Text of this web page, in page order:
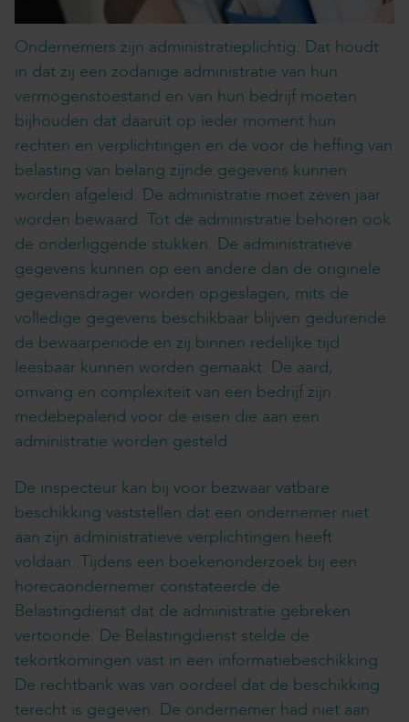
Ondernemers zijn administratieplichtig. Dat houdt
in dat zij een zodanige administratie van hun
vermogenstoestand en van hun bedrijf moeten
bijhouden dat daaruit op ieder moment hun
rechten en verplichtingen en de voor de heffing van
belasting van belang zijnde gegevens kunnen
worden afgeleid. De administratie moet zeven jaar
worden bewaard. Tot de administratie behoren ook
de onderliggende stukken. De administratieve
gegevens kunnen op een andere dan de originele
gegevensdrager worden opgeslagen, mits de
volledige gegevens beschikbaar blijven gedurende
de bewaarperiode en zij binnen redelijke tijd
leesbaar kunnen worden gemaakt. De aard,
omvang en complexiteit van een bedrijf zijn
medebepalend voor de eisen die aan een
administratie worden gesteld.
De inspecteur kan bij voor bezwaar vatbare
beschikking vaststellen dat een ondernemer niet
aan zijn administratieve verplichtingen heeft
voldaan. Tijdens een boekenonderzoek bij een
horecaondernemer constateerde de
Belastingdienst dat de administratie gebreken
vertoonde. De Belastingdienst stelde de
tekortkomingen vast in een informatiebeschikking.
De rechtbank was van oordeel dat de beschikking
terecht is gegeven. De ondernemer had niet aan